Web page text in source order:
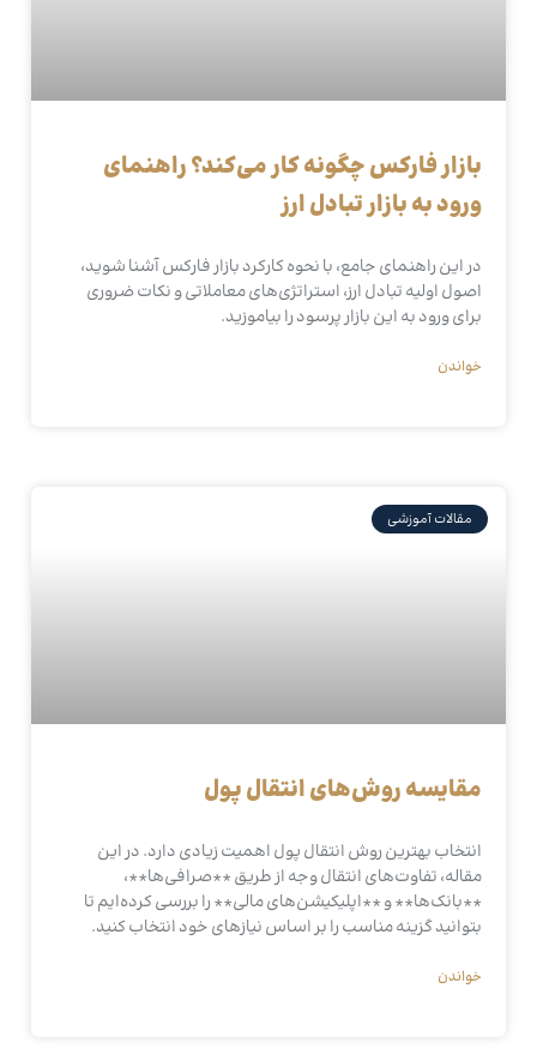
بازار فارکس چگونه کار می‌کند؟ راهنمای
ورود به بازار تبادل ارز
در این راهنمای جامع، با نحوه کارکرد بازار فارکس آشنا شوید،
اصول اولیه تبادل ارز، استراتژی‌های معاملاتی و نکات ضروری
برای ورود به این بازار پرسود را بیاموزید.
خواندن
مقالات آموزشی
مقایسه روش‌های انتقال پول
انتخاب بهترین روش انتقال پول اهمیت زیادی دارد. در این
مقاله، تفاوت‌های انتقال وجه از طریق **صرافی‌ها**،
**بانک‌ها** و **اپلیکیشن‌های مالی** را بررسی کرده‌ایم تا
بتوانید گزینه مناسب را بر اساس نیازهای خود انتخاب کنید.
خواندن